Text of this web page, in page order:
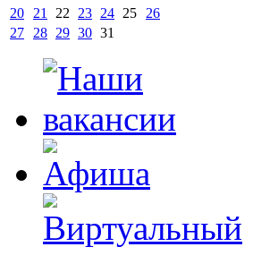
20
21 22 23 24 25
26
27
28 29 30 31